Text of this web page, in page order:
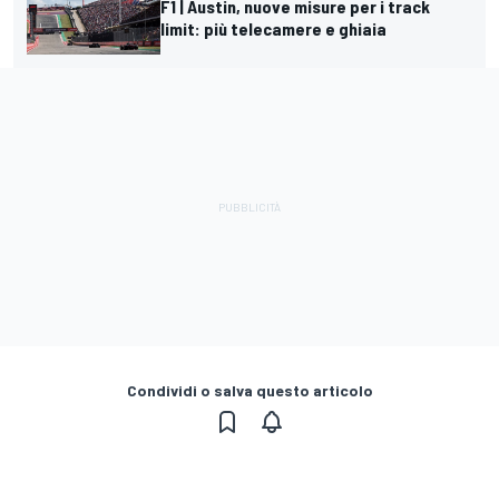
F1 | Austin, nuove misure per i track
limit: più telecamere e ghiaia
Condividi o salva questo articolo